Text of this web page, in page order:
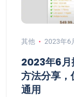
其他 2023年6
2023年6月
方法分享
通用